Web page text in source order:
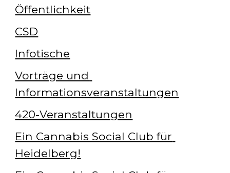
Öffentlichkeit
CSD
Infotische
Vorträge und
Informationsveranstaltungen
420-Veranstaltungen
Ein Cannabis Social Club für
Heidelberg!